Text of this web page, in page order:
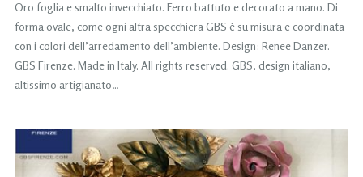
Oro foglia e smalto invecchiato. Ferro battuto e decorato a mano. Di
forma ovale, come ogni altra specchiera GBS è su misura e coordinata
con i colori dell’arredamento dell’ambiente. Design: Renee Danzer.
GBS Firenze. Made in Italy. All rights reserved. GBS, design italiano,
altissimo artigianato…